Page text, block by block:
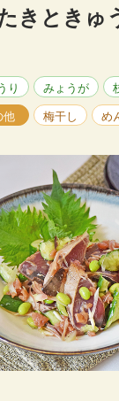
きときゅ
り みょうが
他 梅干し め